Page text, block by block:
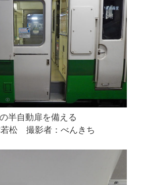
半自動扉を備える
松 撮影者：べんきち